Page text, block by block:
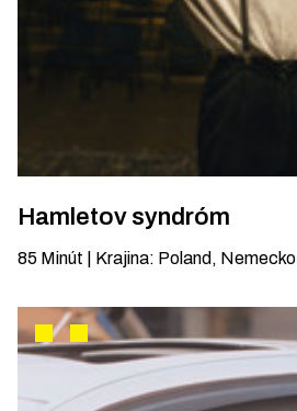
Hamletov syndróm
85 Minút Krajina: Poland, Nemecko